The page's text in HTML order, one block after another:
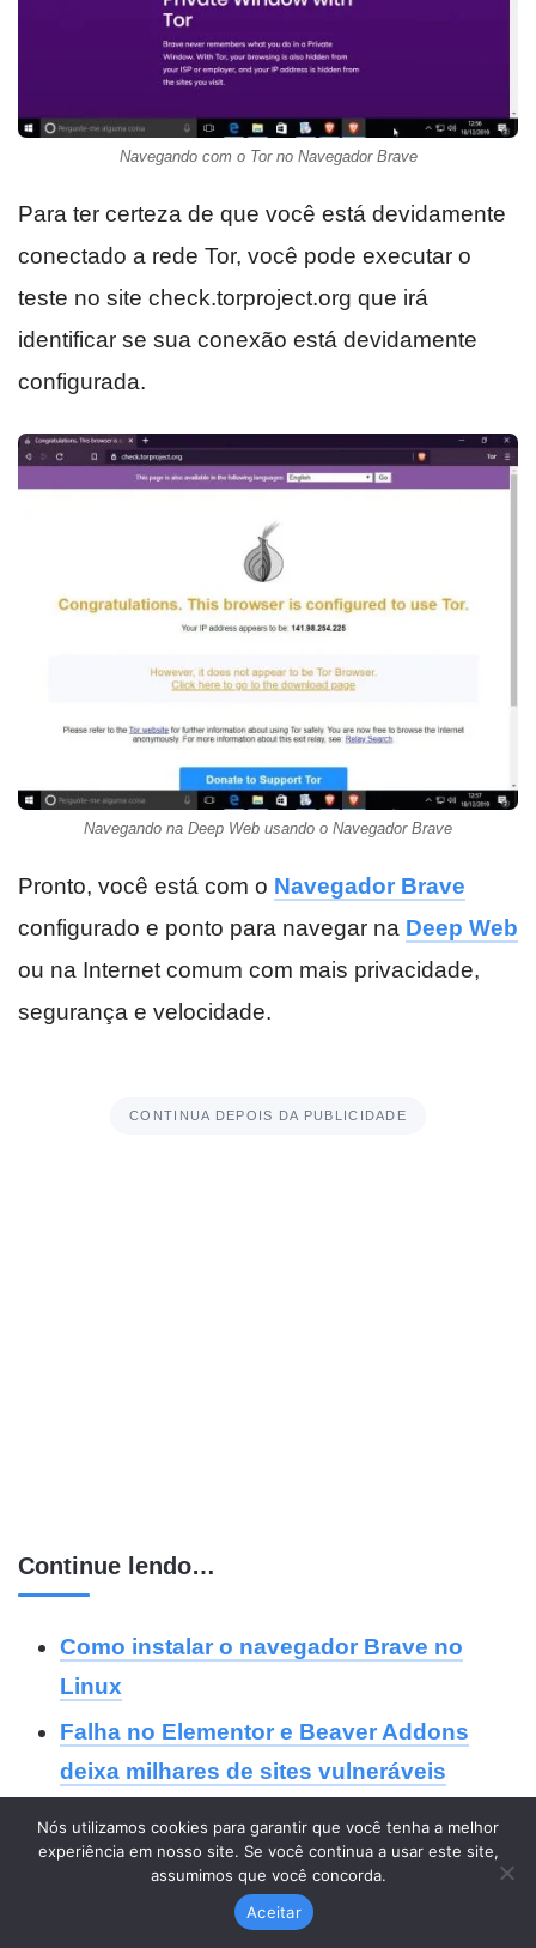
Navegando com o Tor no Navegador Brave
Para ter certeza de que você está devidamente
conectado a rede Tor, você pode executar o
teste no site check.torproject.org que irá
identificar se sua conexão está devidamente
configurada.
Navegando na Deep Web usando o Navegador Brave
Pronto, você está com o Navegador Brave
configurado e ponto para navegar na Deep Web
ou na Internet comum com mais privacidade,
segurança e velocidade.
CONTINUA DEPOIS DA PUBLICIDADE
Continue lendo…
Como instalar o navegador Brave no
Linux
Falha no Elementor e Beaver Addons
deixa milhares de sites vulneráveis
Melhores editores de texto para Linux
Baystream streaming de torrents no
Nós utilizamos cookies para garantir que você tenha a melhor
experiência em nosso site. Se você continua a usar este site,
assumimos que você concorda.
Aceitar